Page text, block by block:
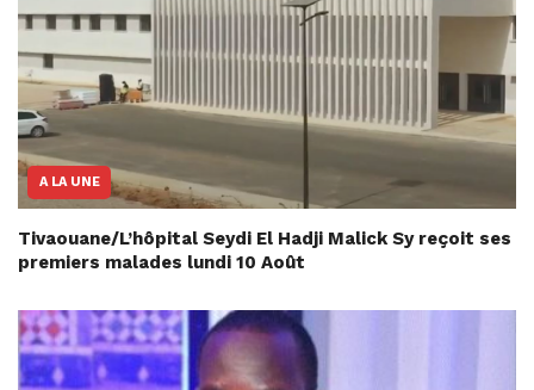
A LA UNE
Tivaouane/L’hôpital Seydi El Hadji Malick Sy reçoit ses
premiers malades lundi 10 Août